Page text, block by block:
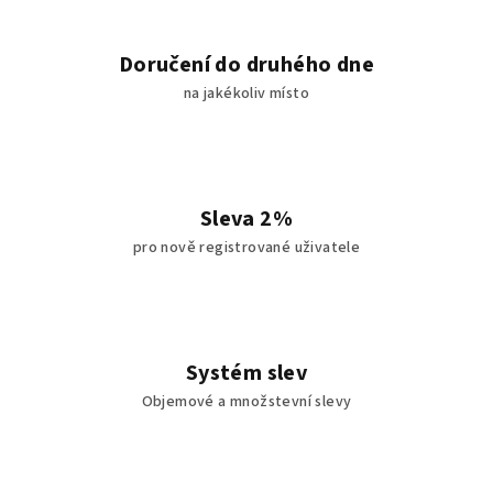
s
u
Doručení do druhého dne
na jakékoliv místo
Sleva 2%
pro nově registrované uživatele
Systém slev
Objemové a množstevní slevy